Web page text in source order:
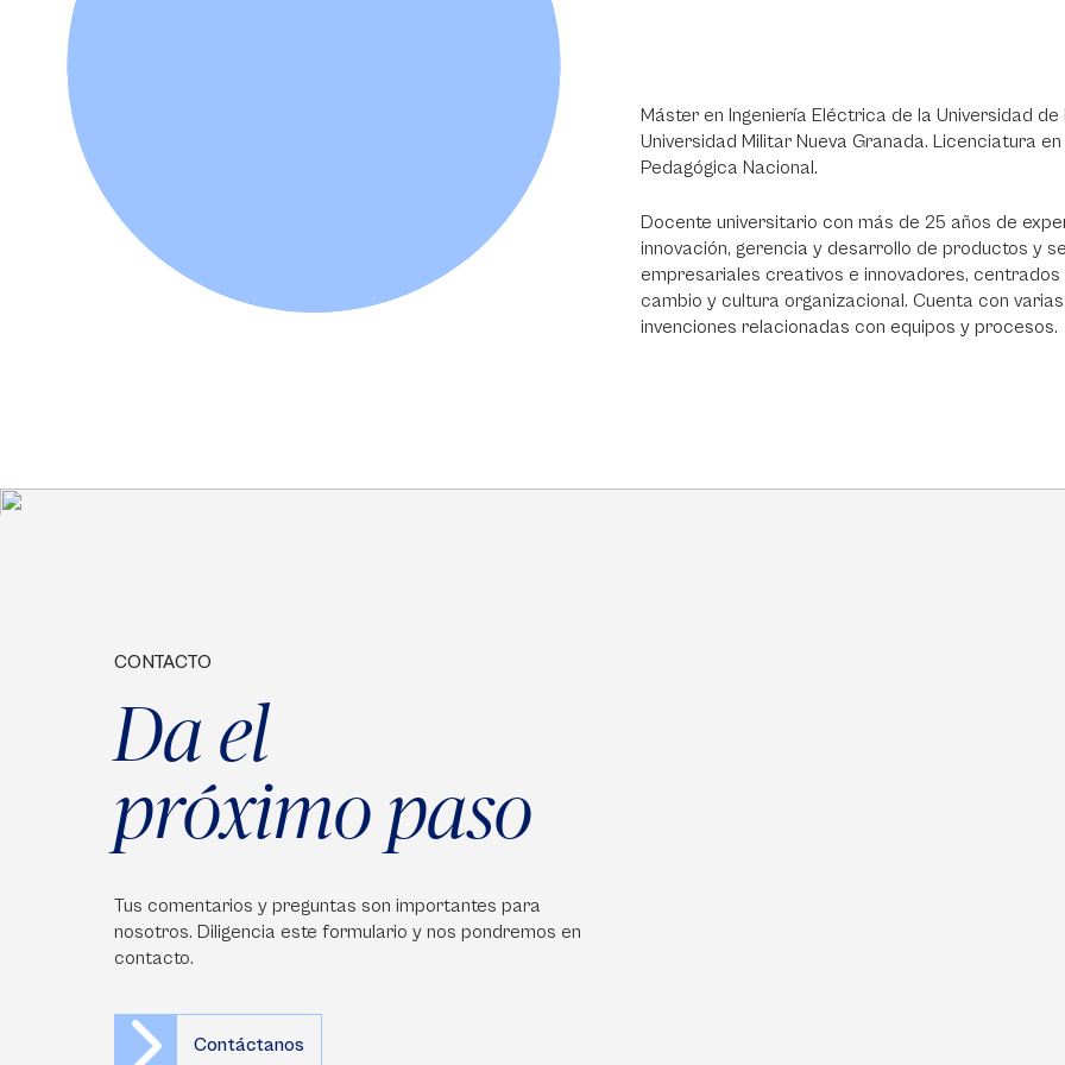
Máster en Ingeniería Eléctrica de la Universidad
Universidad Militar Nueva Granada. Licenciatura
Pedagógica Nacional.
Docente universitario con más de 25 años de
innovación, gerencia y desarrollo de productos y
empresariales creativos e innovadores,
cambio y cultura organizacional. Cuenta con
invenciones relacionadas con equipos y procesos.
CONTACTO
Da el
próximo paso
Tus comentarios y preguntas son importantes para
nosotros. Diligencia este formulario y nos pondremos en
contacto.
Contáctanos